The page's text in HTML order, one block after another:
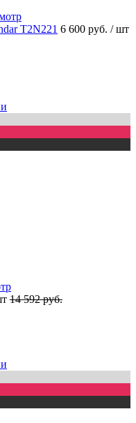
T2N221 6 600 руб. / шт
14 592 руб.